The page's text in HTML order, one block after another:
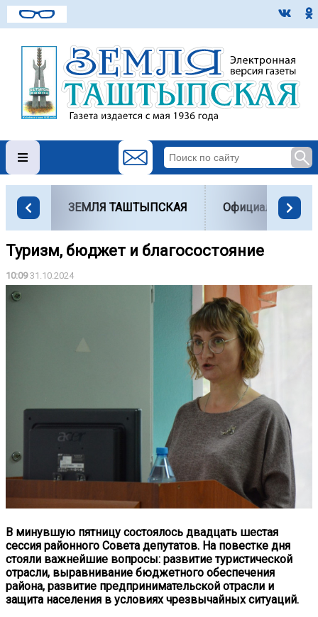
ЗЕМЛЯ ТАШТЫПСКАЯ Официально
Туризм, бюджет и благосостояние
10:0931.10.2024
В минувшую пятницу состоялось двадцать шестая
сессия районного Совета депутатов. На повестке дня
стояли важнейшие вопросы: развитие туристической
отрасли, выравнивание бюджетного обеспечения
района, развитие предпринимательской отрасли и
защита населения в условиях чрезвычайных ситуаций.